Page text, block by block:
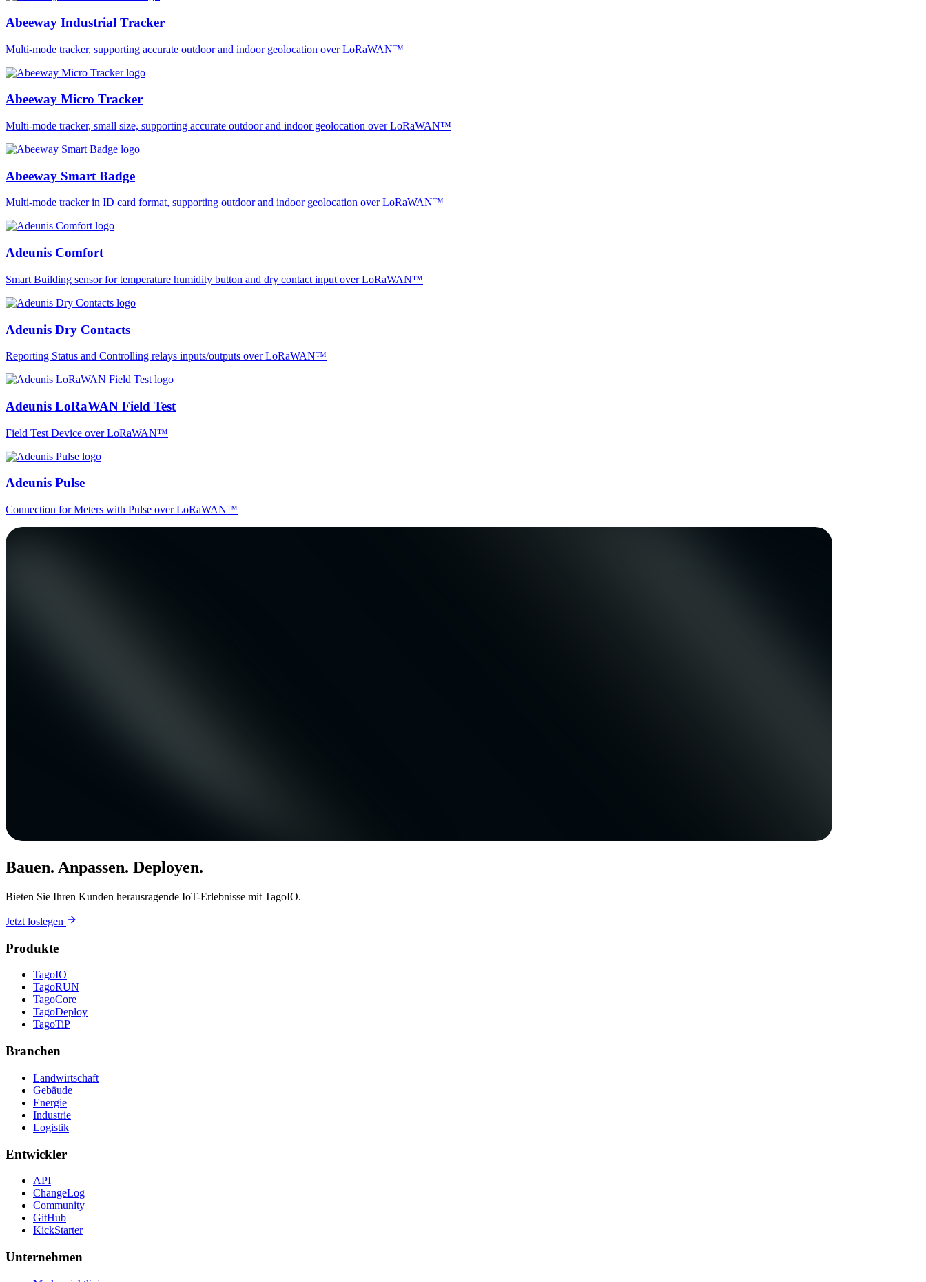
Abeeway Industrial Tracker
Multi-mode tracker, supporting accurate outdoor and indoor geolocation over LoRaWAN™
Abeeway Micro Tracker
Multi-mode tracker, small size, supporting accurate outdoor and indoor geolocation over LoRaWAN™
Abeeway Smart Badge
Multi-mode tracker in ID card format, supporting outdoor and indoor geolocation over LoRaWAN™
Adeunis Comfort
Smart Building sensor for temperature humidity button and dry contact input over LoRaWAN™
Adeunis Dry Contacts
Reporting Status and Controlling relays inputs/outputs over LoRaWAN™
Adeunis LoRaWAN Field Test
Field Test Device over LoRaWAN™
Adeunis Pulse
Connection for Meters with Pulse over LoRaWAN™
Bauen. Anpassen. Deployen.
Bieten Sie Ihren Kunden herausragende IoT-Erlebnisse mit TagoIO.
Jetzt loslegen
Produkte
TagoIO
TagoRUN
TagoCore
TagoDeploy
TagoTiP
Branchen
Landwirtschaft
Gebäude
Energie
Industrie
Logistik
Entwickler
API
ChangeLog
Community
GitHub
KickStarter
Unternehmen